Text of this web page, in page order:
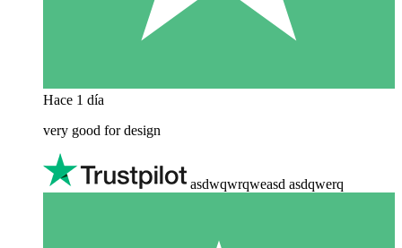
Hace 1 día
very good for design
asdwqwrqweasd asdqwerq